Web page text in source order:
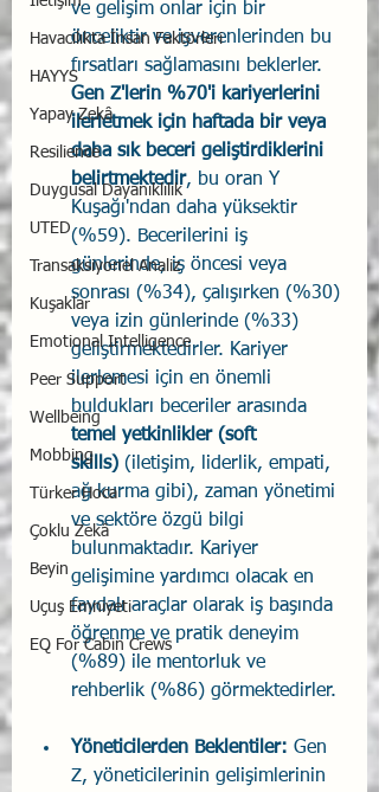
Havacılıkta İnsan Faktörleri
HAYYS
Yapay Zekâ
Resilience
Duygusal Dayanıklılık
UTED
Transaksiyonel Analiz
Kuşaklar
Emotional Intelligence
Peer Support
Wellbeing
Mobbing
Türker Hoca
Çoklu Zekâ
Beyin
Uçuş Emniyeti
EQ For Cabin Crews
ve gelişim onlar için bir
önceliktir ve işverenlerinden bu
fırsatları sağlamasını beklerler.
Gen Z'lerin %70'i kariyerlerini
ilerletmek için haftada bir veya
daha sık beceri geliştirdiklerini
belirtmektedir, bu oran Y
Kuşağı'ndan daha yüksektir
(%59). Becerilerini iş
günlerinde, iş öncesi veya
sonrası (%34), çalışırken (%30)
veya izin günlerinde (%33)
geliştirmektedirler. Kariyer
ilerlemesi için en önemli
buldukları beceriler arasında
temel yetkinlikler (soft
skills) (iletişim, liderlik, empati,
ağ kurma gibi), zaman yönetimi
ve sektöre özgü bilgi
bulunmaktadır. Kariyer
gelişimine yardımcı olacak en
faydalı araçlar olarak iş başında
öğrenme ve pratik deneyim
(%89) ile mentorluk ve
rehberlik (%86) görmektedirler.
Yöneticilerden Beklentiler: Gen
Z, yöneticilerinin gelişimlerinin